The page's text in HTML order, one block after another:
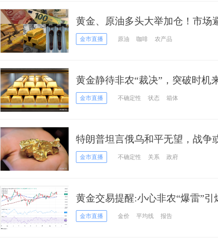
黄金、原油多头大举加仓！市场
如何演绎？
金市直播 原油 咖啡 农产品
黄金静待非农“裁决”，突破时机
金市直播 不确定性 状态 箱体
特朗普坦言俄乌和平无望，战争
吸引避险买盘
金市直播 不确定性 关系 政府
黄金交易提醒:小心非农“爆雷”引
析师黄金技术前景分析
金市直播 金价 平均线 报告